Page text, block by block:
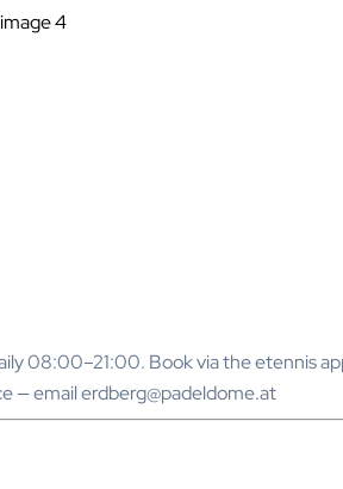
08:00–21:00. Book via the etennis
— email erdberg@padeldome.at